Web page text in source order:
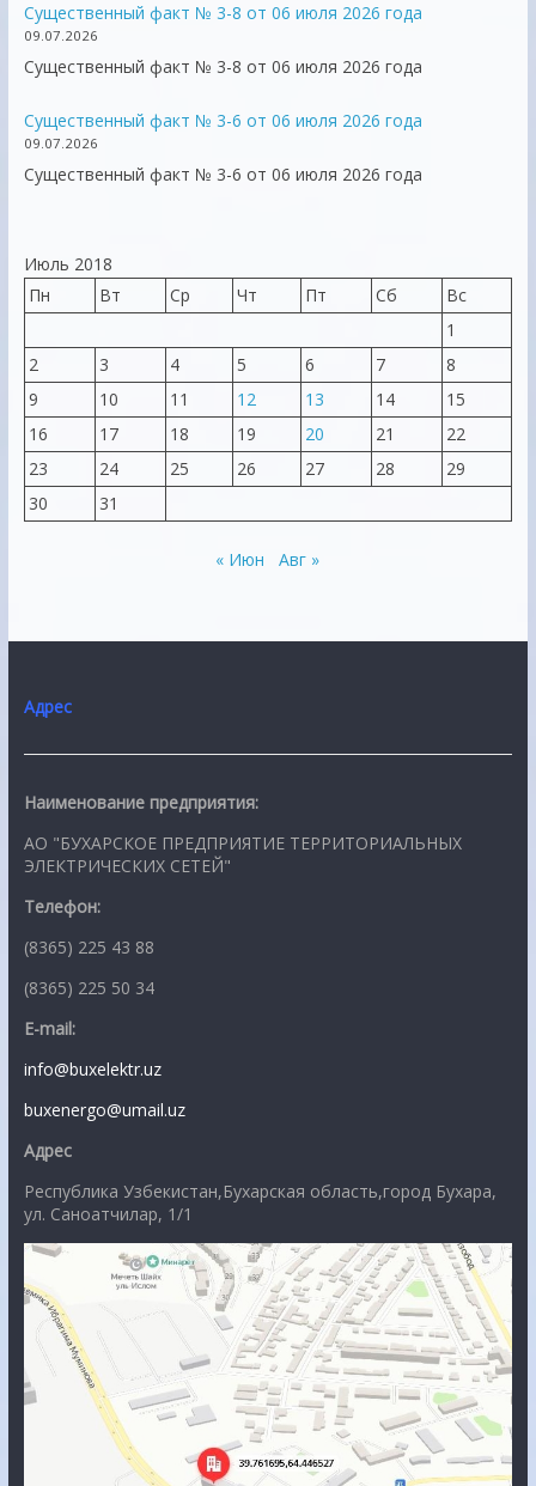
Существенный факт № 3-8 от 06 июля 2026 года
09.07.2026
Существенный факт № 3-8 от 06 июля 2026 года
Существенный факт № 3-6 от 06 июля 2026 года
09.07.2026
Существенный факт № 3-6 от 06 июля 2026 года
Июль 2018
Пн
Вт Ср Чт Пт Сб
Вс
1
2
3 4 5 6 7
8
9
10 11 12 13 14
15
16
17 18 19 20 21
22
23
24 25 26 27 28
29
30
31
« Июн Авг »
Адрес
Наименование предприятия:
АО "БУХАРСКОЕ ПРЕДПРИЯТИЕ ТЕРРИТОРИАЛЬНЫХ
ЭЛЕКТРИЧЕСКИХ СЕТЕЙ"
Телефон:
(8365) 225 43 88
(8365) 225 50 34
E-mail:
info@buxelektr.uz
buxenergo@umail.uz
Адрес
Республика Узбекистан,Бухарская область,город Бухара,
ул. Саноатчилар, 1/1